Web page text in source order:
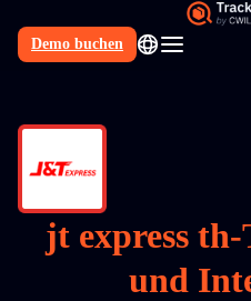
Demo buchen
jt express
und